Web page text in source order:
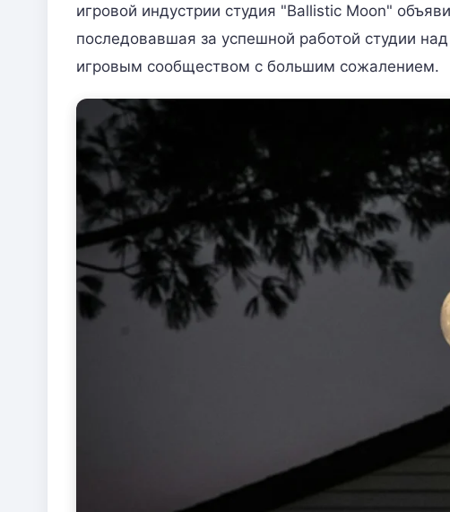
игровой индустрии студия "Ballistic Moon"
последовавшая за успешной работой студии
игровым сообществом с большим сожалением.